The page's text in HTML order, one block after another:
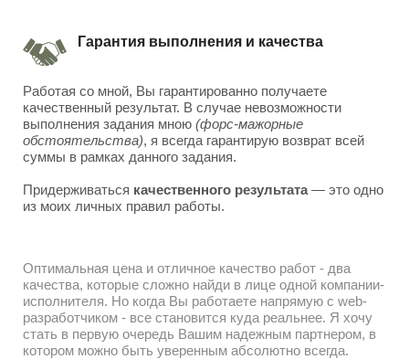
Гарантия выполнения и качества
Работая со мной, Вы гарантированно получаете
качественный результат. В случае невозможности
выполнения задания мною (форс-мажорные
обстоятельства), я всегда гарантирую возврат всей
суммы в рамках данного задания.
Придерживаться качественного результата— это одно
из моих личных правил работы.
Оптимальная цена и отличное качество работ - два
качества, которые сложно найди в лице одной компании-
исполнителя. Но когда Вы работаете напрямую с web-
разработчиком - все становится куда реальнее. Я хочу
стать в первую очередь Вашим надежным партнером, в
котором можно быть уверенным абсолютно всегда.